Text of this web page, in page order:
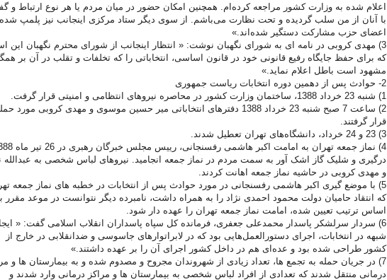
اعلام شده به وزارت کشور مراجعه کرده‌ام. همچنین امکان حضور در میان مردم یا هر نوع ارتباط و
با آنان از من سلب گردیده و تحت نظارت می‌باشم. از سوی دیگر ستاد مرکزی اینجانب نیز پلمپ
اعضای حزب مشارکت دستگیر شده‌اند.»
3) مهدی کروبی در نامه ای به شورای نگهبان نوشت: « انتظار اينجانب از شورای محترم نگهبان اين
که برای حفظ جايگاه رفيع قانونی خود در قانون اساسی، انتخاباتی را که تخلفات و تقلب در آن بر
مشهود است باطل اعلام نمايد.»
2- حوادث پس از دهمین دوره انتخابات ریاست جمهوری
1) شنبه 23 خرداد 1388، ساختمان وزارت کشور در محاصره نیروهای انتظامی و امنیتی قرار گرفت.
2) ساعت 7 صبح شنبه 23 خرداد 1388 دفترهای انتخاباتی مير حسين موسوی و مهدی کروبی مورد
قرار گرفتند.
3) 23 و 24 خرداد، دانشگاه‌های تهران تعطیل شدند.
درگیری و شلیک گاز اشک آور به سمت مردم در نماز جمعه انجامید. نیروهای لباس شخصی به عبدالله
و مهدی كروبی در حاشيه نماز جمعه اهانت کردند.
5) با موضع گیری اکبر هاشمی رفسنجانی در مورد حوادث پس از انتخابات در خطبه های نماز جمعه
که انتقاد حامیان دولت محمود احمدی نژاد را به همراه داشت، نامبرده دیگر نتوانست در موعد مقرر
اساس ترتیب تعیین شده، امامت نماز جمعه تهران را عهده دار شود.
6) سردار سرلشکر پاسدار محمد‌علی جعفری، فرمانده کل سپاه پاسداران انقلاب اسلامی گفت: «
شبهه در انتخابات، اجرای دستورالعمل‌هايی بود که در لابراتوارهای جاسوسی و ضد‌انقلابی در خارج از
کشور طراحی شده بود و عده‌ای هم در داخل کشور اجرای آن را بر عهده داشتند.»
7) در جریان حمله به تجمع ها، تعداد زیادی از شهروندان مجروح و مصدوم شده و به بیمارستان ها و
درمانی منتقل شدند که تعدادی از افراد لباس شخصی به بیمارستان ها و مراکز درمانی وارد شدند و